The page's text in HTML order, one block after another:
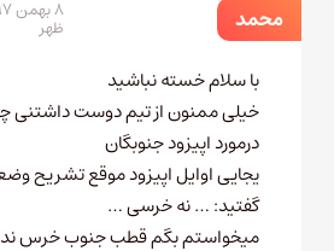
محمد ظهر
با سلام خسته نباشید
خیلی ممنون از تیم دوست داشتنی
درمورد اپیزود جنوبگان
یجایی اوایل اپیزود موقع تشریح
گفتید: … نه خرسی …
میخواستم بگم قطب جنوب خرس